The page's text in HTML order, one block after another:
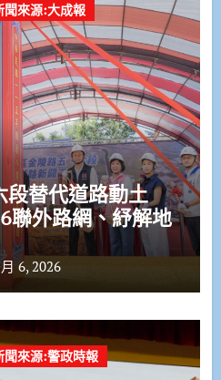
聞來源:大成報
段替代道路動土
聯外路網、紓解地
6, 2026
聞來源:警政時報